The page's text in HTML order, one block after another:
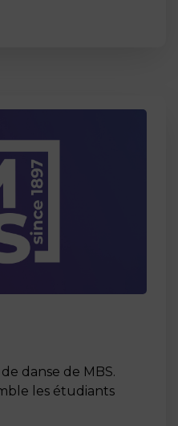
de danse de MBS.
les étudiants